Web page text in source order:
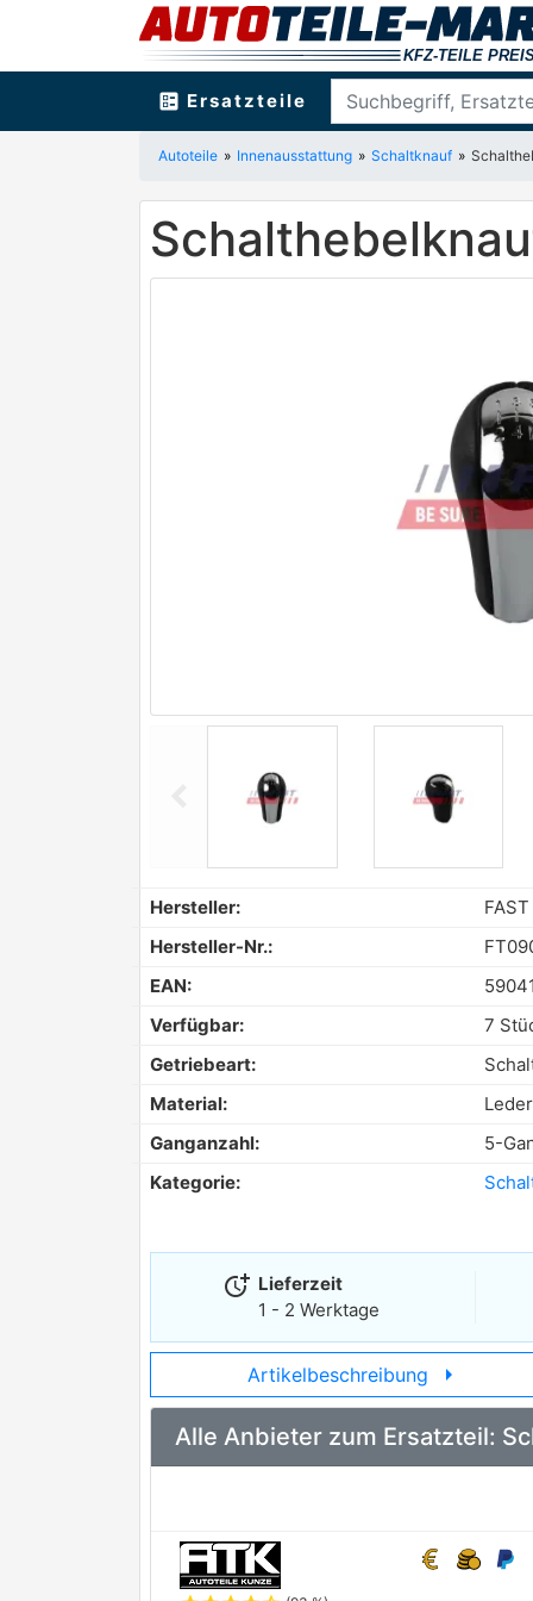
ballot Ersatzteile
Autoteile Innenausstattung Schaltknauf
Previous
Hersteller: FAST
Hersteller-Nr.:
EAN:
Verfügbar:
7
Getriebeart:
Material:
Leder
Ganganzahl:
5-
Kategorie:
more_time Lieferzeit
1 - 2 Werktage
Artikelbeschreibung arrow_right
Alle Anbieter zum Ersatzteil: